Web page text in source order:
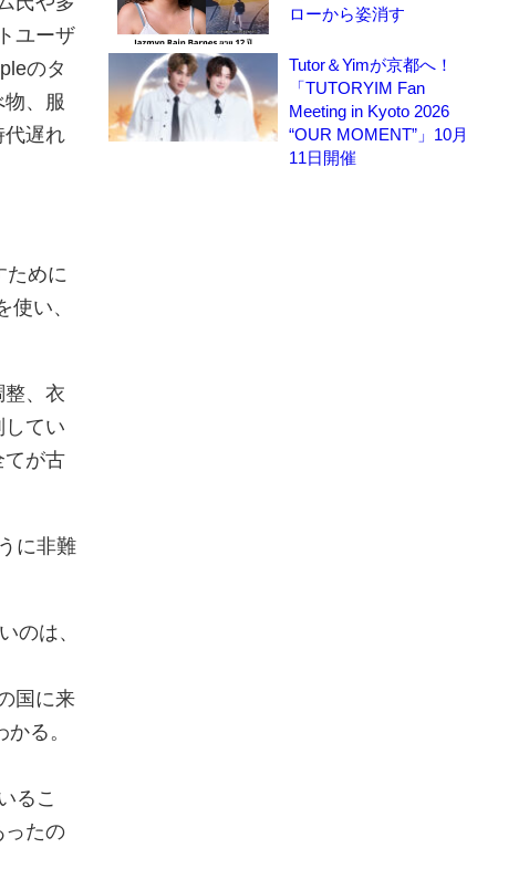
ユーザ
のタ
、服
代遅れ
ために
い、
、衣
てい
てが古
に非難
のは、
国に来
る。
るこ
ったの
ローから姿消す
Tutor＆Yimが京都へ！
「TUTORYIM Fan
Meeting in Kyoto 2026
“OUR MOMENT”」10月
11日開催